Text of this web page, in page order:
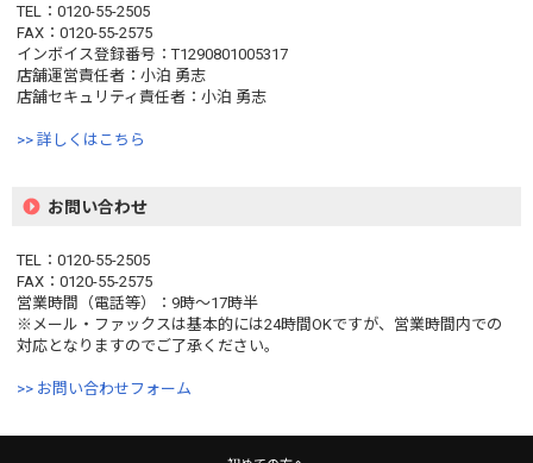
TEL：0120-55-2505
FAX：0120-55-2575
インボイス登録番号：T1290801005317
店舗運営責任者：小泊 勇志
店舗セキュリティ責任者：小泊 勇志
>> 詳しくはこちら
お問い合わせ
TEL：0120-55-2505
FAX：0120-55-2575
営業時間（電話等）：9時〜17時半
※メール・ファックスは基本的には24時間OKですが、営業時間内での
対応となりますのでご了承ください。
>> お問い合わせフォーム